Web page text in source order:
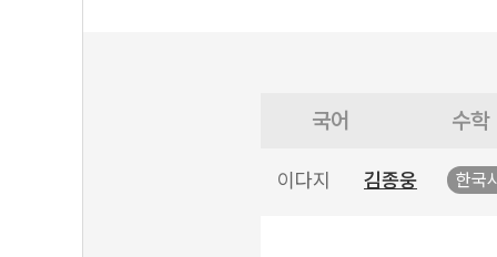
국어 수학
이다지 김종웅 한국